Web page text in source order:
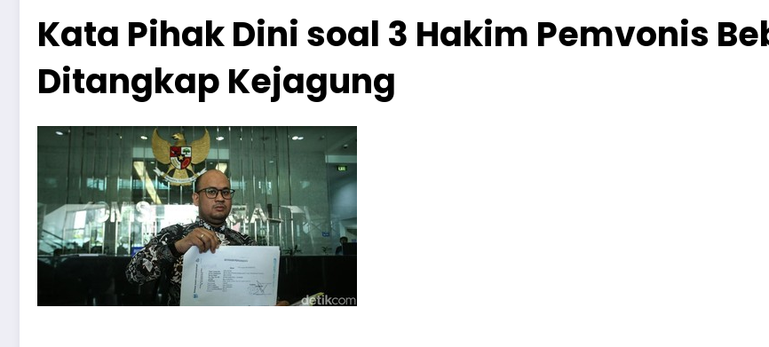
Kata Pihak Dini soal 3 Hakim Pemvonis
Ditangkap Kejagung